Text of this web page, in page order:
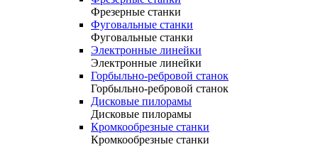
Фрезерные станки
Фуговальные станки
Фуговальные станки
Электронные линейки
Электронные линейки
Горбыльно-ребровой станок
Горбыльно-ребровой станок
Дисковые пилорамы
Дисковые пилорамы
Кромкообрезные станки
Кромкообрезные станки